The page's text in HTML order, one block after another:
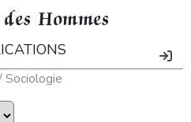
Hommes
Sociologie